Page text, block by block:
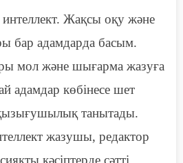
Жақсы оқу және
бар адамдарда басым.
мол және шығарма жазуға
адамдар көбінесе шет
қызығушылық танытады.
жазушы, редактор